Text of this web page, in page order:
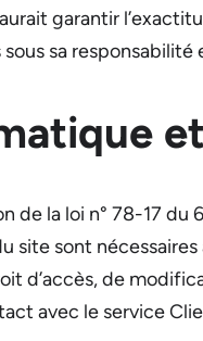
garantir
sa responsabilité
de la loi n° 78-17 du
site sont
d’accès, de
avec le service